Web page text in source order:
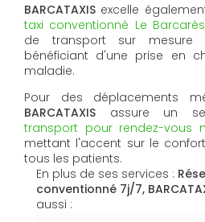
BARCATAXIS excelle
taxi conventionné Le Barcarès
de transport sur mesure
bénéficiant d'une prise en
maladie.
Pour des déplacements
BARCATAXIS assure un
transport pour rendez-vous
mettant l'accent sur le
tous les patients.
En plus de ses services :
conventionné 7j/7,
aussi :